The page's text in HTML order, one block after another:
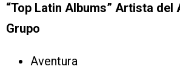
“Top Latin Albums” Artista del
Grupo
Aventura